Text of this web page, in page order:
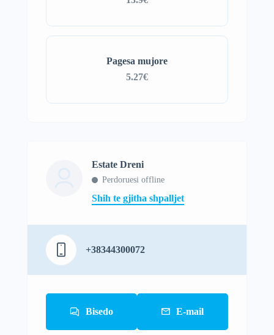
Pagesa mujore
5.27€
Estate Dreni
Perdoruesi offline
Shih te gjitha shpalljet
+38344300072
Bisedo E-mail